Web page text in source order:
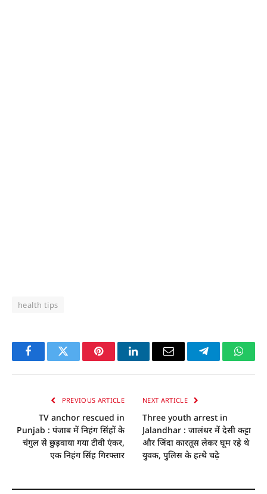
health tips
FacebookTwitter PinterestLinkedInEmail Telegram
PREVIOUS ARTICLE
TV anchor rescued in
Punjab : पंजाब में निहंग सिंहों के
चंगुल से छुड़वाया गया टीवी एंकर,
एक निहंग सिंह गिरफ्तार
NEXT ARTICLE
Three youth arrest in
Jalandhar : जालंधर में देसी कट्टा
और जिंदा कारतूस लेकर घूम रहे थे
युवक, पुलिस के हत्थे चढ़े